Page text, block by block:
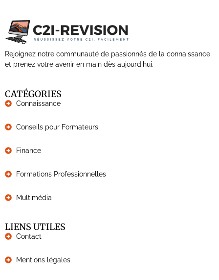
Rejoignez notre communauté de passionnés de la connaissance
et prenez votre avenir en main dès aujourd’hui.
CATÉGORIES
Connaissance
Conseils pour Formateurs
Finance
Formations Professionnelles
Multimédia
LIENS UTILES
Contact
Mentions légales